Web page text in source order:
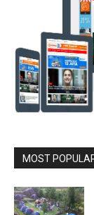
MOST